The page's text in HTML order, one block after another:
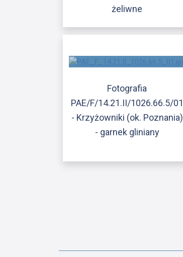
żeliwne
Fotografia
PAE/F/14.21.II/1026.66.5/01
- Krzyżowniki (ok. Poznania)
- garnek gliniany